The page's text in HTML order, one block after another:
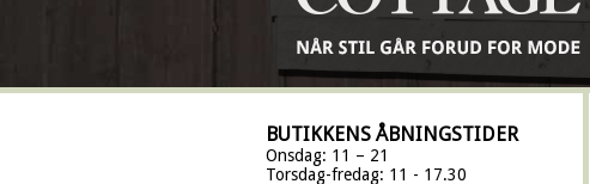
BUTIKKENS ÅBNINGSTIDER
Onsdag: 11 – 21
Torsdag-fredag: 11 - 17.30